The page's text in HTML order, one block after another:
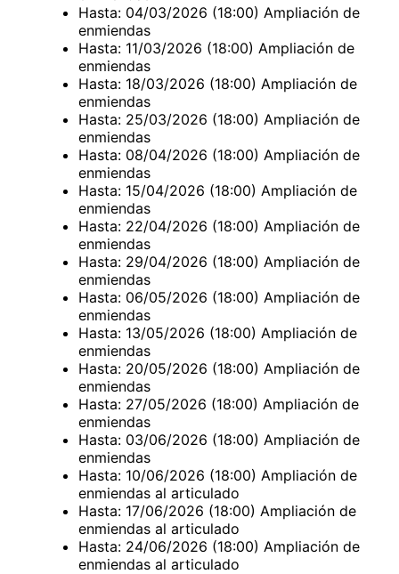
Hasta: 04/03/2026 (18:00) Ampliación de
enmiendas
Hasta: 11/03/2026 (18:00) Ampliación de
enmiendas
Hasta: 18/03/2026 (18:00) Ampliación de
enmiendas
Hasta: 25/03/2026 (18:00) Ampliación de
enmiendas
Hasta: 08/04/2026 (18:00) Ampliación de
enmiendas
Hasta: 15/04/2026 (18:00) Ampliación de
enmiendas
Hasta: 22/04/2026 (18:00) Ampliación de
enmiendas
Hasta: 29/04/2026 (18:00) Ampliación de
enmiendas
Hasta: 06/05/2026 (18:00) Ampliación de
enmiendas
Hasta: 13/05/2026 (18:00) Ampliación de
enmiendas
Hasta: 20/05/2026 (18:00) Ampliación de
enmiendas
Hasta: 27/05/2026 (18:00) Ampliación de
enmiendas
Hasta: 03/06/2026 (18:00) Ampliación de
enmiendas
Hasta: 10/06/2026 (18:00) Ampliación de
enmiendas al articulado
Hasta: 17/06/2026 (18:00) Ampliación de
enmiendas al articulado
Hasta: 24/06/2026 (18:00) Ampliación de
enmiendas al articulado